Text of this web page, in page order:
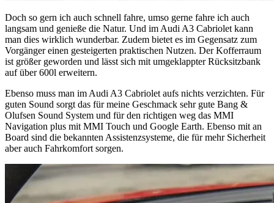
Doch so gern ich auch schnell fahre, umso gerne fahre ich auch
langsam und genieße die Natur. Und im Audi A3 Cabriolet kann
man dies wirklich wunderbar. Zudem bietet es im Gegensatz zum
Vorgänger einen gesteigerten praktischen Nutzen. Der Kofferraum
ist größer geworden und lässt sich mit umgeklappter Rücksitzbank
auf über 600l erweitern.
Ebenso muss man im Audi A3 Cabriolet aufs nichts verzichten. Für
guten Sound sorgt das für meine Geschmack sehr gute Bang &
Olufsen Sound System und für den richtigen weg das MMI
Navigation plus mit MMI Touch und Google Earth. Ebenso mit an
Board sind die bekannten Assistenzsysteme, die für mehr Sicherheit
aber auch Fahrkomfort sorgen.